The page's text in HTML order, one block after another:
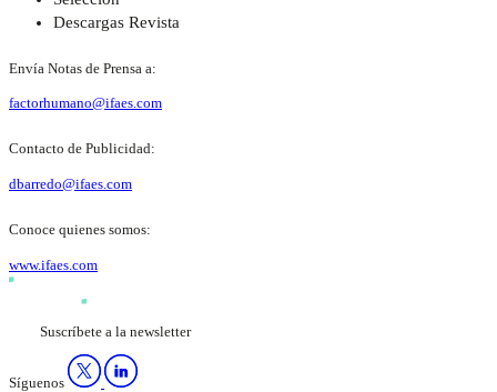
Descargas Revista
Envía Notas de Prensa a:
factorhumano@ifaes.com
Contacto de Publicidad:
dbarredo@ifaes.com
Conoce quienes somos:
www.ifaes.com
Suscríbete a la newsletter
Síguenos